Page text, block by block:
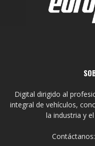
Digital dirigido al
integral de vehículos,
la industria y
Contáctanos: